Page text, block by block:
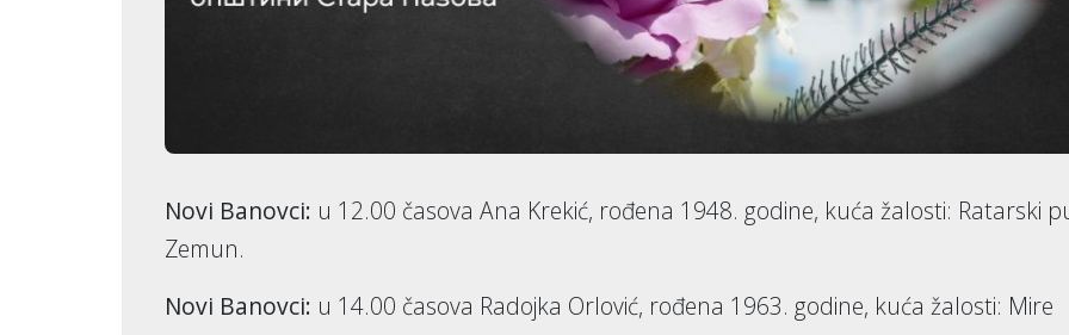
Novi Banovci: u 12.00 časova Ana Krekić, rođena 1948. godine, kuća žalosti: Ratarski
Zemun.
Novi Banovci: u 14.00 časova Radojka Orlović, rođena 1963. godine, kuća žalosti: Mire